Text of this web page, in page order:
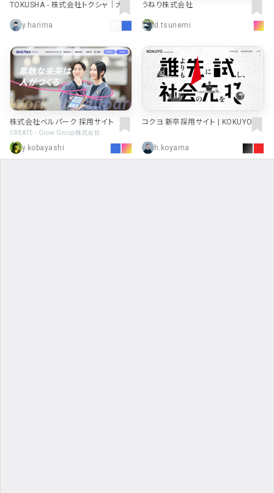
TOKUSHA - 株式会社トクシャ｜大型
トレーラー・商用車部品の販売・配
達・発送y.harima
うねり株式会社
d.tsunemi
株式会社ベルパーク 採用サイト
CREATE - Grow Group株式会社
y.kobayashi
コクヨ 新卒採用サイト | KOKUYO R
h.koyama